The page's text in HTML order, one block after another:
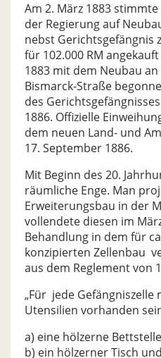
Am 2. März 1883
der Regierung auf
nebst Gerichtsgefängnis
für 102.000 RM
1883 mit dem Neubau
Bismarck-Straße
des
1886. Offizielle
dem neuen Land- und
17. September 1886.
Mit Beginn des 20.
räumliche Enge. Man
Erweiterungsbau in der
vollendete diesen im
Behandlung in dem für
konzipierten Zellenbau
aus dem Reglement von
„Für jede Gefängniszelle
Utensilien vorhanden
a) eine hölzerne
b) ein hölzerner Tisch